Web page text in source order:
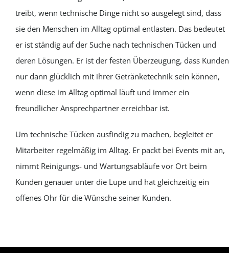
treibt, wenn technische Dinge nicht so ausgelegt sind, dass
sie den Menschen im Alltag optimal entlasten. Das bedeutet
er ist ständig auf der Suche nach technischen Tücken und
deren Lösungen. Er ist der festen Überzeugung, dass Kunden
nur dann glücklich mit ihrer Getränketechnik sein können,
wenn diese im Alltag optimal läuft und immer ein
freundlicher Ansprechpartner erreichbar ist.
Um technische Tücken ausfindig zu machen, begleitet er
Mitarbeiter regelmäßig im Alltag. Er packt bei Events mit an,
nimmt Reinigungs- und Wartungsabläufe vor Ort beim
Kunden genauer unter die Lupe und hat gleichzeitig ein
offenes Ohr für die Wünsche seiner Kunden.